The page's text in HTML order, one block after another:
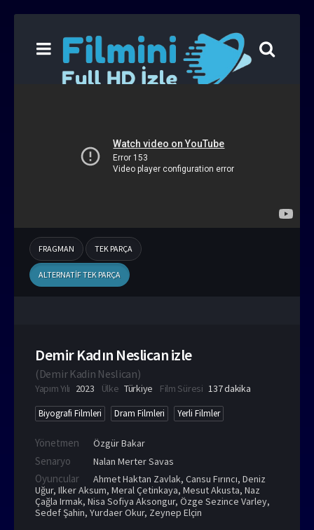
FRAGMAN TEK PARÇA
ALTERNATIF TEK PARÇA
Demir Kadın Neslican izle
(Demir Kadin Neslican)
Yapım Yılı 2023 Ülke Türkiye Film Süresi 137 dakika
Biyografi Filmleri Dram Filmleri Yerli Filmler
Yönetmen Özgür Bakar
Senaryo Nalan Merter Savas
Oyuncular Ahmet Haktan Zavlak, Cansu Fırıncı, Deniz
Uğur, Ilker Aksum, Meral Çetinkaya, Mesut Akusta, Naz
Çağla Irmak, Nisa Sofiya Aksongur, Özge Sezince Varley,
Sedef Şahin, Yurdaer Okur, Zeynep Elçin